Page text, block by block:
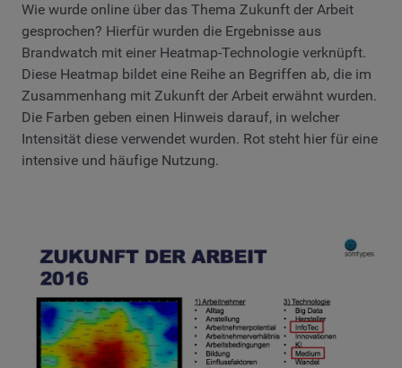
Wie wurde online über das Thema Zukunft der Arbeit
gesprochen? Hierfür wurden die Ergebnisse aus
Brandwatch mit einer Heatmap-Technologie verknüpft.
Diese Heatmap bildet eine Reihe an Begriffen ab, die im
Zusammenhang mit Zukunft der Arbeit erwähnt wurden.
Die Farben geben einen Hinweis darauf, in welcher
Intensität diese verwendet wurden. Rot steht hier für eine
intensive und häufige Nutzung.